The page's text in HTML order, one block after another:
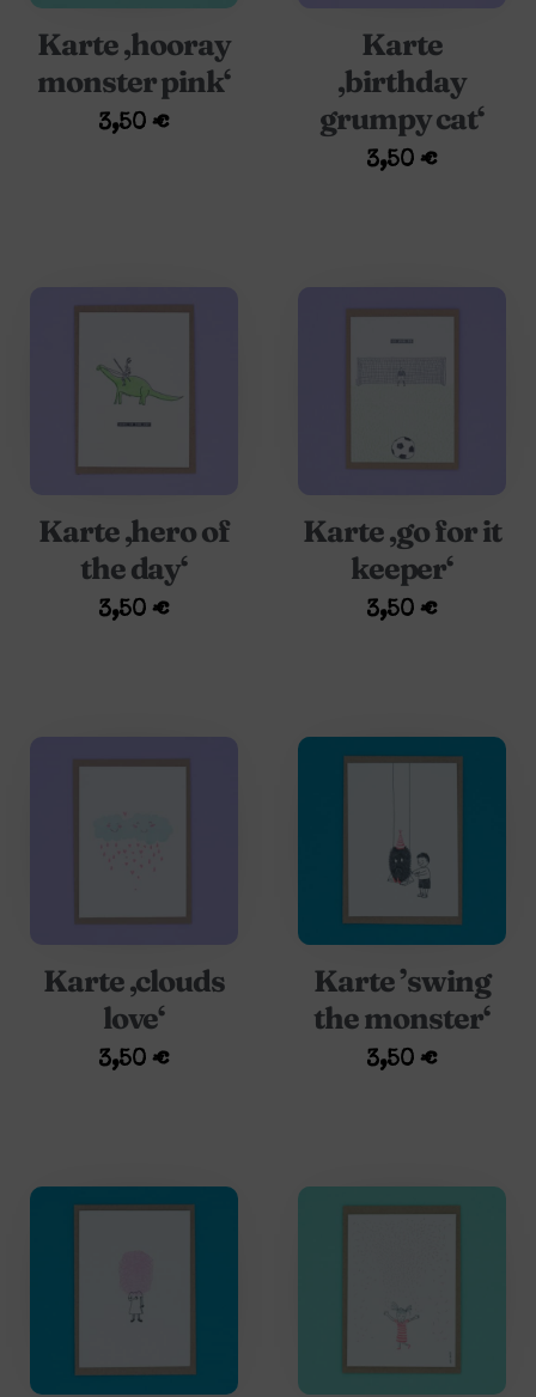
Karte ‚hooray
monster pink‘
3,50€
Karte
‚birthday
grumpy cat‘
3,50€
Karte ‚hero of
the day‘
3,50€
Karte ‚go for it
keeper‘
3,50€
Karte ‚clouds
love‘
3,50€
Karte ’swing
the monster‘
3,50€